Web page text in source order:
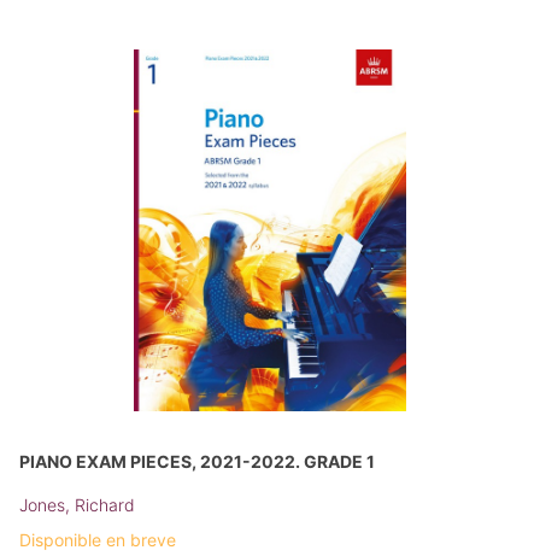
PIANO EXAM PIECES, 2021-2022. GRADE 1
Jones, Richard
Disponible en breve